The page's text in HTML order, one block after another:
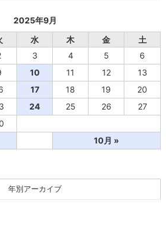
2025年9月
水 木 金 土
10月 »
3 4 5
6
10 11 12
13
17 18 19
20
24 25 26
27
年別アーカイブ